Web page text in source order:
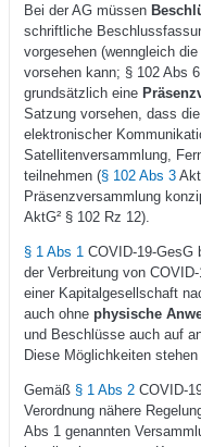
Bei der AG müssen
schriftliche
vorgesehen (wenngleich
vorsehen kann; § 102 Abs
grundsätzlich eine
Satzung vorsehen, dass
elektronischer
Satellitenversammlung,
teilnehmen (§ 102 Abs 3
Präsenzversammlung
AktG² § 102 Rz 12).
§ 1 Abs 1 COVID-19-GesG
der Verbreitung von
einer Kapitalgesellschaft
auch ohne physische
und Beschlüsse auch auf
Diese Möglichkeiten
Gemäß § 1 Abs 2COVID-
Verordnung nähere
Abs 1 genannten